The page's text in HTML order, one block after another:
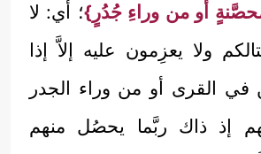
أو من وراءِ جُدُرٍ}؛ أي: لا
ولا يعزِمون عليه إلاَّ إذا
في القرى أو من وراء الجدر
إذ ذاك ربَّما يحصُل منهم